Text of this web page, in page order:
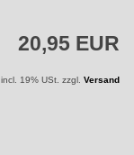
20,95 EUR
incl. 19% USt. zzgl. Versand